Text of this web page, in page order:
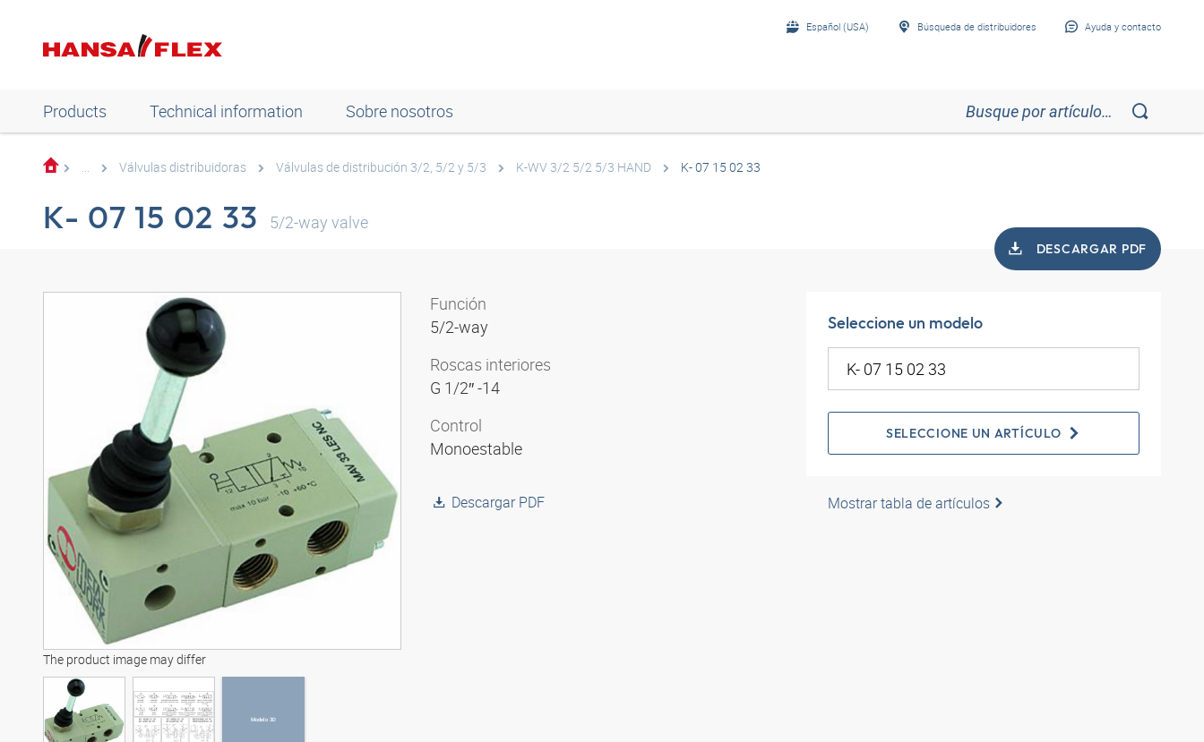
Español (USA) Búsqueda de distribuidores Ayuda y contacto
Products Technical information Sobre nosotros
... Válvulas distribuidoras Válvulas de distribución 3/2, 5/2 y 5/3 K-WV 3/2 5/2 5/3 HAND K- 07 15 02 33
K- 07 15 02 33 5/2-way valve
DESCARGAR PDF
The product image may differ
Modelo 3D
Modelo 3D
Función
5/2-way
Roscas interiores
G 1/2″ -14
Control
Monoestable
Descargar PDF
Seleccione un modelo
SELECCIONE UN ARTÍCULO
Mostrar tabla de artículos